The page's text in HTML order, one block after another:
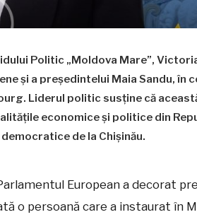
Politic „Moldova Mare”,
și a președintelui Maia Sandu,
Liderul politic susține că
economice și politice din
de la Chișinău.
European a decorat
o persoană care a instaurat în